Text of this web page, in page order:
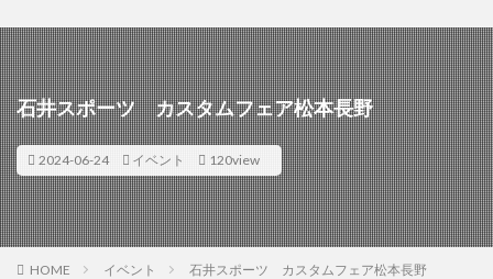
石井スポーツ カスタムフェア松本長野
2024-06-24 イベント 120view
HOME イベント 石井スポーツ カスタムフェア松本長野